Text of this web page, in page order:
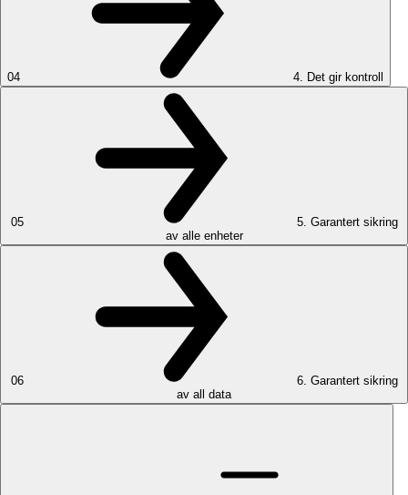
04 4. Det gir kontroll
05
5. Garantert sikring
av alle enheter
06
6. Garantert sikring
av all data